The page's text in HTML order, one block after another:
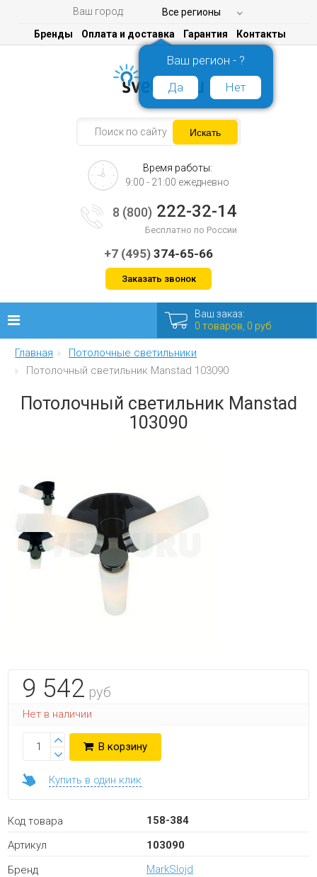
Ваш город: Все регионы
Ваш регион - ?
Да
Нет
Бренды Оплата и доставка Гарантия Контакты
Время работы:
9:00 - 21:00 ежедневно
8 (800) 222-32-14
Бесплатно по России
+7 (495) 374-65-66
Заказать звонок
Люстры
Распродажа
Еще
Мебель
Ваш заказ:
0 товаров, 0 руб
Главная
Потолочные светильники
Потолочный светильник Manstad 103090
Потолочный светильник Manstad
103090
9 542 руб
Нет в наличии
В корзину
Купить в один клик
Код товара
158-384
Артикул
103090
Бренд
MarkSlojd